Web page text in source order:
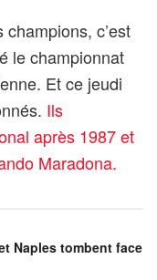
c’est
le championnat
Et ce jeudi
Ils
après 1987 et
Maradona.
Naples tombent face